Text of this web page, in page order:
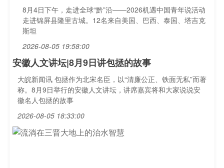
8月4日下午，走进全球“黔”沿——2026机遇中国青年说活动
走进锦屏县隆里古城。12名来自美国、巴西、泰国、塔吉克
斯坦
2026-08-05 19:58:00
安徽人文讲坛|8月9日讲包拯的故事
大皖新闻讯 包拯作为北宋名臣，以“清廉公正、铁面无私”而著
称。8月9日举行的安徽人文讲坛，讲席嘉宾将和大家说说安
徽名人包拯的故事
2026-08-05 18:33:00